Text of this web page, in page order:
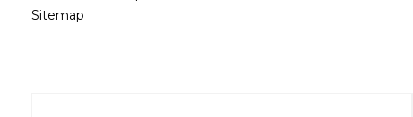
Sitemap